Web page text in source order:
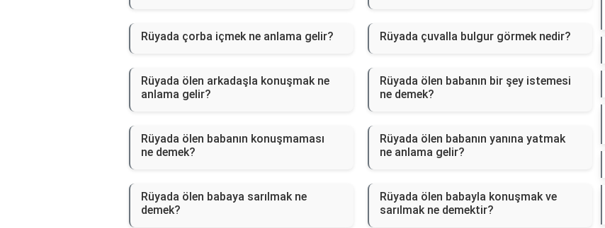
Rüyada çorba içmek ne anlama gelir? Rüyada çuvalla bulgur görmek nedir?
Rüyada ölen arkadaşla konuşmak ne
anlama gelir?
Rüyada ölen babanın bir şey istemesi
ne demek?
Rüyada ölen babanın konuşmaması
ne demek?
Rüyada ölen babanın yanına yatmak
ne anlama gelir?
Rüyada ölen babaya sarılmak ne
demek?
Rüyada ölen babayla konuşmak ve
sarılmak ne demektir?